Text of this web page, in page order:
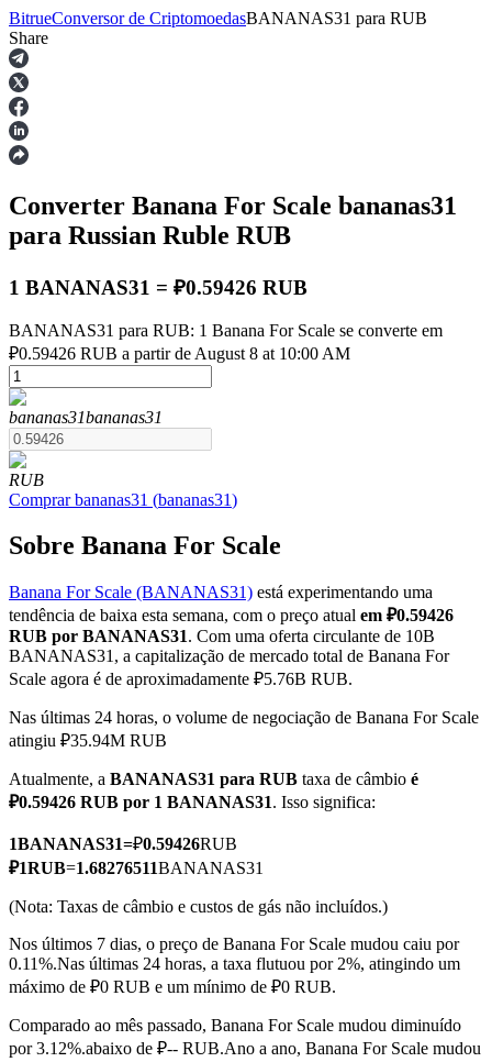
Futuros
Futuros de USDT
Futuros usando USDT como garantia
Futuros COIN-M
Futuros de criptomoeda
TradFi
Derivativos de ações, câmbio, metais preciosos e commodities
Futuros de USDC
BitrueConversor de CriptomoedasBANANAS31 para RUB
Share
Converter Banana For Scale bananas31
para Russian Ruble RUB
1 BANANAS31 = ₽0.59426 RUB
BANANAS31 para RUB: 1 Banana For Scale se converte em
₽0.59426 RUB a partir de August 8 at 10:00 AM
bananas31bananas31
RUB
Comprar bananas31 (bananas31)
Sobre Banana For Scale
Banana For Scale (BANANAS31) está experimentando uma
tendência de baixa esta semana, com o preço atual em ₽0.59426
RUB por BANANAS31. Com uma oferta circulante de 10B
BANANAS31, a capitalização de mercado total de Banana For
Scale agora é de aproximadamente ₽5.76B RUB.
Nas últimas 24 horas, o volume de negociação de Banana For Scale
atingiu ₽35.94M RUB
Atualmente, a BANANAS31 para RUB taxa de câmbio é
₽0.59426 RUB por 1 BANANAS31. Isso significa:
1BANANAS31=₽0.59426RUB
₽1RUB=1.68276511BANANAS31
(Nota: Taxas de câmbio e custos de gás não incluídos.)
Nos últimos 7 dias, o preço de Banana For Scale mudou caiu por
0.11%.Nas últimas 24 horas, a taxa flutuou por 2%, atingindo um
máximo de ₽0 RUB e um mínimo de ₽0 RUB.
Comparado ao mês passado, Banana For Scale mudou diminuído
por 3.12%.abaixo de ₽-- RUB.Ano a ano, Banana For Scale mudou